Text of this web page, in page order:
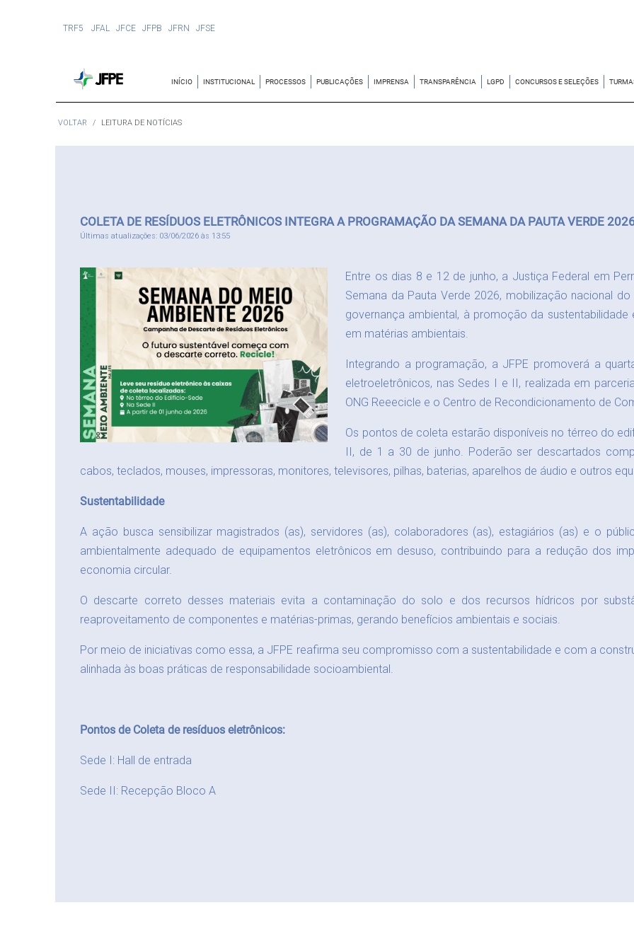
TRF5 JFAL JFCE JFPB JFRN JFSE
INÍCIO INSTITUCIONAL PROCESSOS PUBLICAÇÕES IMPRENSA TRANSPARÊNCIA LGPD CONCURSOS E SELEÇÕES
VOLTAR LEITURA DE NOTÍCIAS
COLETA DE RESÍDUOS ELETRÔNICOS INTEGRA A PROGRAMAÇÃO DA SEMANA DA PAUTA VERDE
Últimas atualizações: 03/06/2026 às 13:55
Entre os dias 8 e 12 de junho, a Justiça Federal em
Semana da Pauta Verde 2026, mobilização nacional
governança ambiental, à promoção da
em matérias ambientais.
Integrando a programação, a JFPE promoverá a
eletroeletrônicos, nas Sedes I e II, realizada em
ONG Reeecicle e o Centro de Recondicionamento de
Os pontos de coleta estarão disponíveis no térreo do
II, de 1 a 30 de junho. Poderão ser descartados
cabos, teclados, mouses, impressoras, monitores, televisores, pilhas, baterias, aparelhos de áudio e outros
Sustentabilidade
A ação busca sensibilizar magistrados (as), servidores (as), colaboradores (as), estagiários (as) e o
ambientalmente adequado de equipamentos eletrônicos em desuso, contribuindo para a redução dos
economia circular.
O descarte correto desses materiais evita a contaminação do solo e dos recursos hídricos por
reaproveitamento de componentes e matérias-primas, gerando benefícios ambientais e sociais.
Por meio de iniciativas como essa, a JFPE reafirma seu compromisso com a sustentabilidade e com a
alinhada às boas práticas de responsabilidade socioambiental.
Pontos de Coleta de resíduos eletrônicos:
Sede I: Hall de entrada
Sede II: Recepção Bloco A